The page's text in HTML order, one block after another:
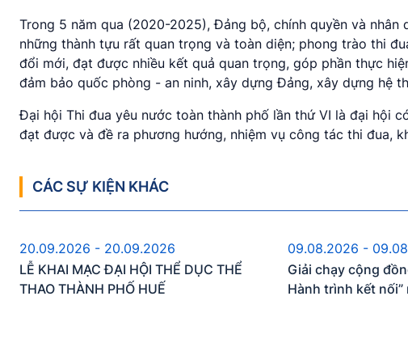
Trong 5 năm qua (2020-2025), Đảng bộ, chính quyền và
những thành tựu rất quan trọng và toàn diện; phong trào thi
đổi mới, đạt được nhiều kết quả quan trọng, góp phần thực
đảm bảo quốc phòng - an ninh, xây dựng Đảng, xây dựng hệ
Đại hội Thi đua yêu nước toàn thành phố lần thứ VI là đại hội
đạt được và đề ra phương hướng, nhiệm vụ công tác thi đua,
CÁC SỰ KIỆN KHÁC
Sự kiện sắp diễn ra
20.09.2026 - 20.09.2026
LỄ KHAI MẠC ĐẠI HỘI THỂ DỤC THỂ
THAO THÀNH PHỐ HUẾ
Sự kiện
09.08.2026 -
Giải chạy cộng
Hành trình kết nối”